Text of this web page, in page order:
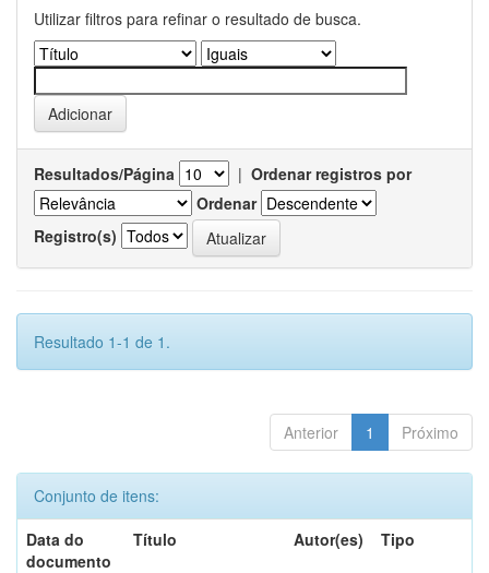
Utilizar filtros para refinar o resultado de busca.
Resultados/Página | Ordenar registros por
Ordenar
Registro(s)
Resultado 1-1 de 1.
Anterior 1 Próximo
Conjunto de itens:
Data do
documento
Título Autor(es) Tipo